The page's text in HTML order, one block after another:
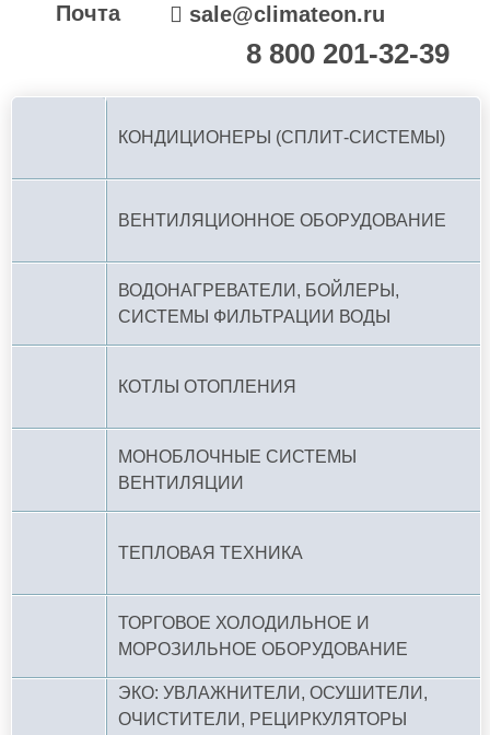
Почта sale@climateon.ru
8 800 201-32-39
КОНДИЦИОНЕРЫ (СПЛИТ-СИСТЕМЫ)
ВЕНТИЛЯЦИОННОЕ ОБОРУДОВАНИЕ
ВОДОНАГРЕВАТЕЛИ, БОЙЛЕРЫ,
СИСТЕМЫ ФИЛЬТРАЦИИ ВОДЫ
КОТЛЫ ОТОПЛЕНИЯ
МОНОБЛОЧНЫЕ СИСТЕМЫ
ВЕНТИЛЯЦИИ
ТЕПЛОВАЯ ТЕХНИКА
ТОРГОВОЕ ХОЛОДИЛЬНОЕ И
МОРОЗИЛЬНОЕ ОБОРУДОВАНИЕ
ЭКО: УВЛАЖНИТЕЛИ, ОСУШИТЕЛИ,
ОЧИСТИТЕЛИ, РЕЦИРКУЛЯТОРЫ